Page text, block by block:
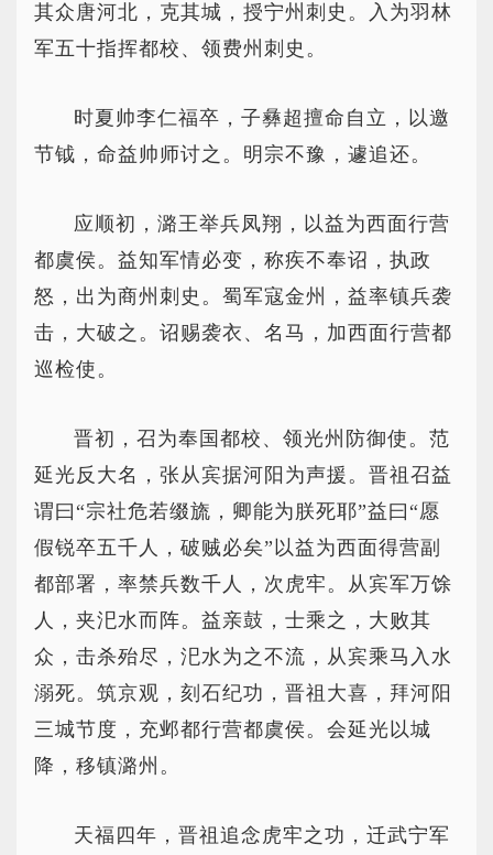
其众唐河北，克其城，授宁州刺史。入为羽林
军五十指挥都校、领费州刺史。
时夏帅李仁福卒，子彝超擅命自立，以邀
节钺，命益帅师讨之。明宗不豫，遽追还。
应顺初，潞王举兵凤翔，以益为西面行营
都虞侯。益知军情必变，称疾不奉诏，执政
怒，出为商州刺史。蜀军寇金州，益率镇兵袭
击，大破之。诏赐袭衣、名马，加西面行营都
巡检使。
晋初，召为奉国都校、领光州防御使。范
延光反大名，张从宾据河阳为声援。晋祖召益
谓曰“宗社危若缀旒，卿能为朕死耶”益曰“愿
假锐卒五千人，破贼必矣”以益为西面得营副
都部署，率禁兵数千人，次虎牢。从宾军万馀
人，夹汜水而阵。益亲鼓，士乘之，大败其
众，击杀殆尽，汜水为之不流，从宾乘马入水
溺死。筑京观，刻石纪功，晋祖大喜，拜河阳
三城节度，充邺都行营都虞侯。会延光以城
降，移镇潞州。
天福四年，晋祖追念虎牢之功，迁武宁军